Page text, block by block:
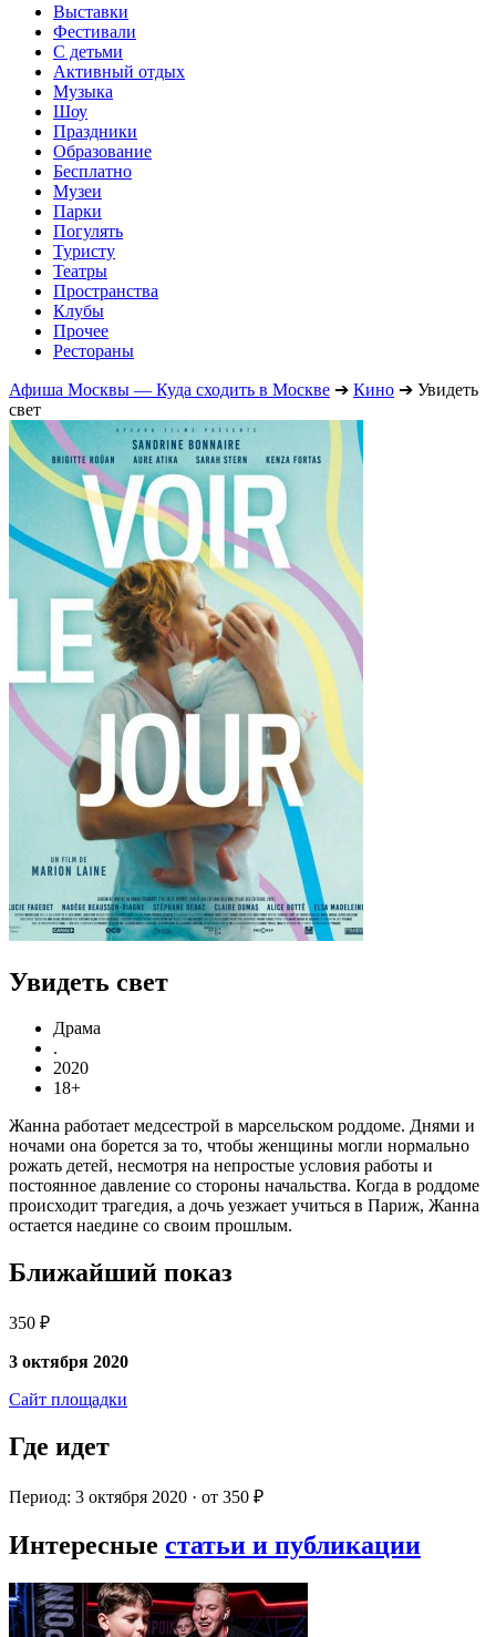
Выставки
Фестивали
С детьми
Активный отдых
Музыка
Шоу
Праздники
Образование
Бесплатно
Музеи
Парки
Погулять
Туристу
Театры
Пространства
Клубы
Прочее
Рестораны
Афиша Москвы — Куда сходить в Москве ➔ Кино ➔ Увидеть
свет
Увидеть свет
Драма
.
2020
18+
Жанна работает медсестрой в марсельском роддоме. Днями и
ночами она борется за то, чтобы женщины могли нормально
рожать детей, несмотря на непростые условия работы и
постоянное давление со стороны начальства. Когда в роддоме
происходит трагедия, а дочь уезжает учиться в Париж, Жанна
остается наедине со своим прошлым.
Ближайший показ
350 ₽
3 октября 2020
Сайт площадки
Где идет
Период: 3 октября 2020 · от 350 ₽
Интересные статьи и публикации